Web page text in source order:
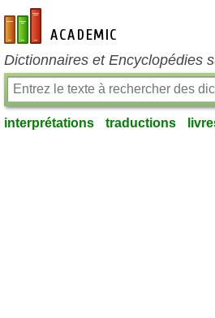
fr-academic.com
Dictionnaires et Encyclopédies
interprétations traductions